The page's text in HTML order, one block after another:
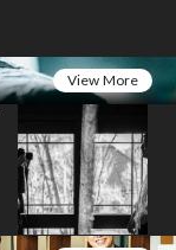
View More